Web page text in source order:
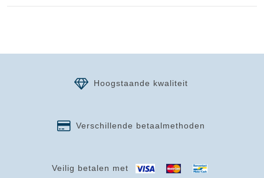
Veilig betalen met
Verschillende betaalmethoden
Hoogstaande kwaliteit